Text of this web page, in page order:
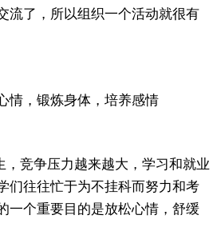
流了，所以组织一个活动就很有
情，锻炼身体，培养感情
，竞争压力越来越大，学习和就业
们往往忙于为不挂科而努力和考
一个重要目的是放松心情，舒缓